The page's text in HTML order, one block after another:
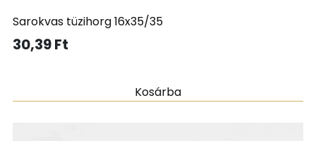
Sarokvas tüzihorg 16x35/35
30,39Ft
Kosárba